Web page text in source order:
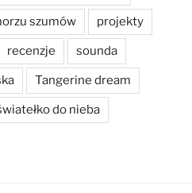
szumów projekty
recenzje sounda
Tangerine dream
do nieba